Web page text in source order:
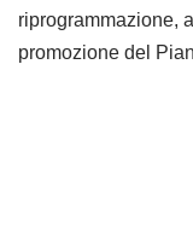
riprogrammazione,
promozione del